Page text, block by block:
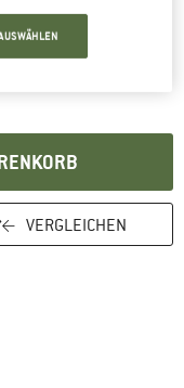
Infobox und
VERGLEICHEN
Infos hier! Öffnet